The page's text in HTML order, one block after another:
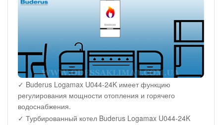
✓ Buderus Logamax U044-24K имеет функцию
регулирования мощности отопления и горячего
водоснабжения.
✓ Турбированный котел Buderus Logamax U044-24K